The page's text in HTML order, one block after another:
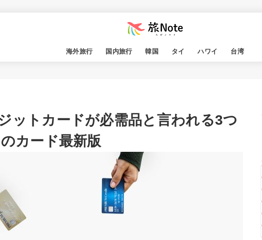
海外旅行 国内旅行 韓国 タイ ハワイ 台湾
ットカードが必需品と言われる3つ
カード最新版